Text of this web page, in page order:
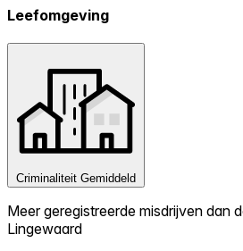
Leefomgeving
Criminaliteit Gemiddeld
Meer geregistreerde misdrijven dan
Lingewaard